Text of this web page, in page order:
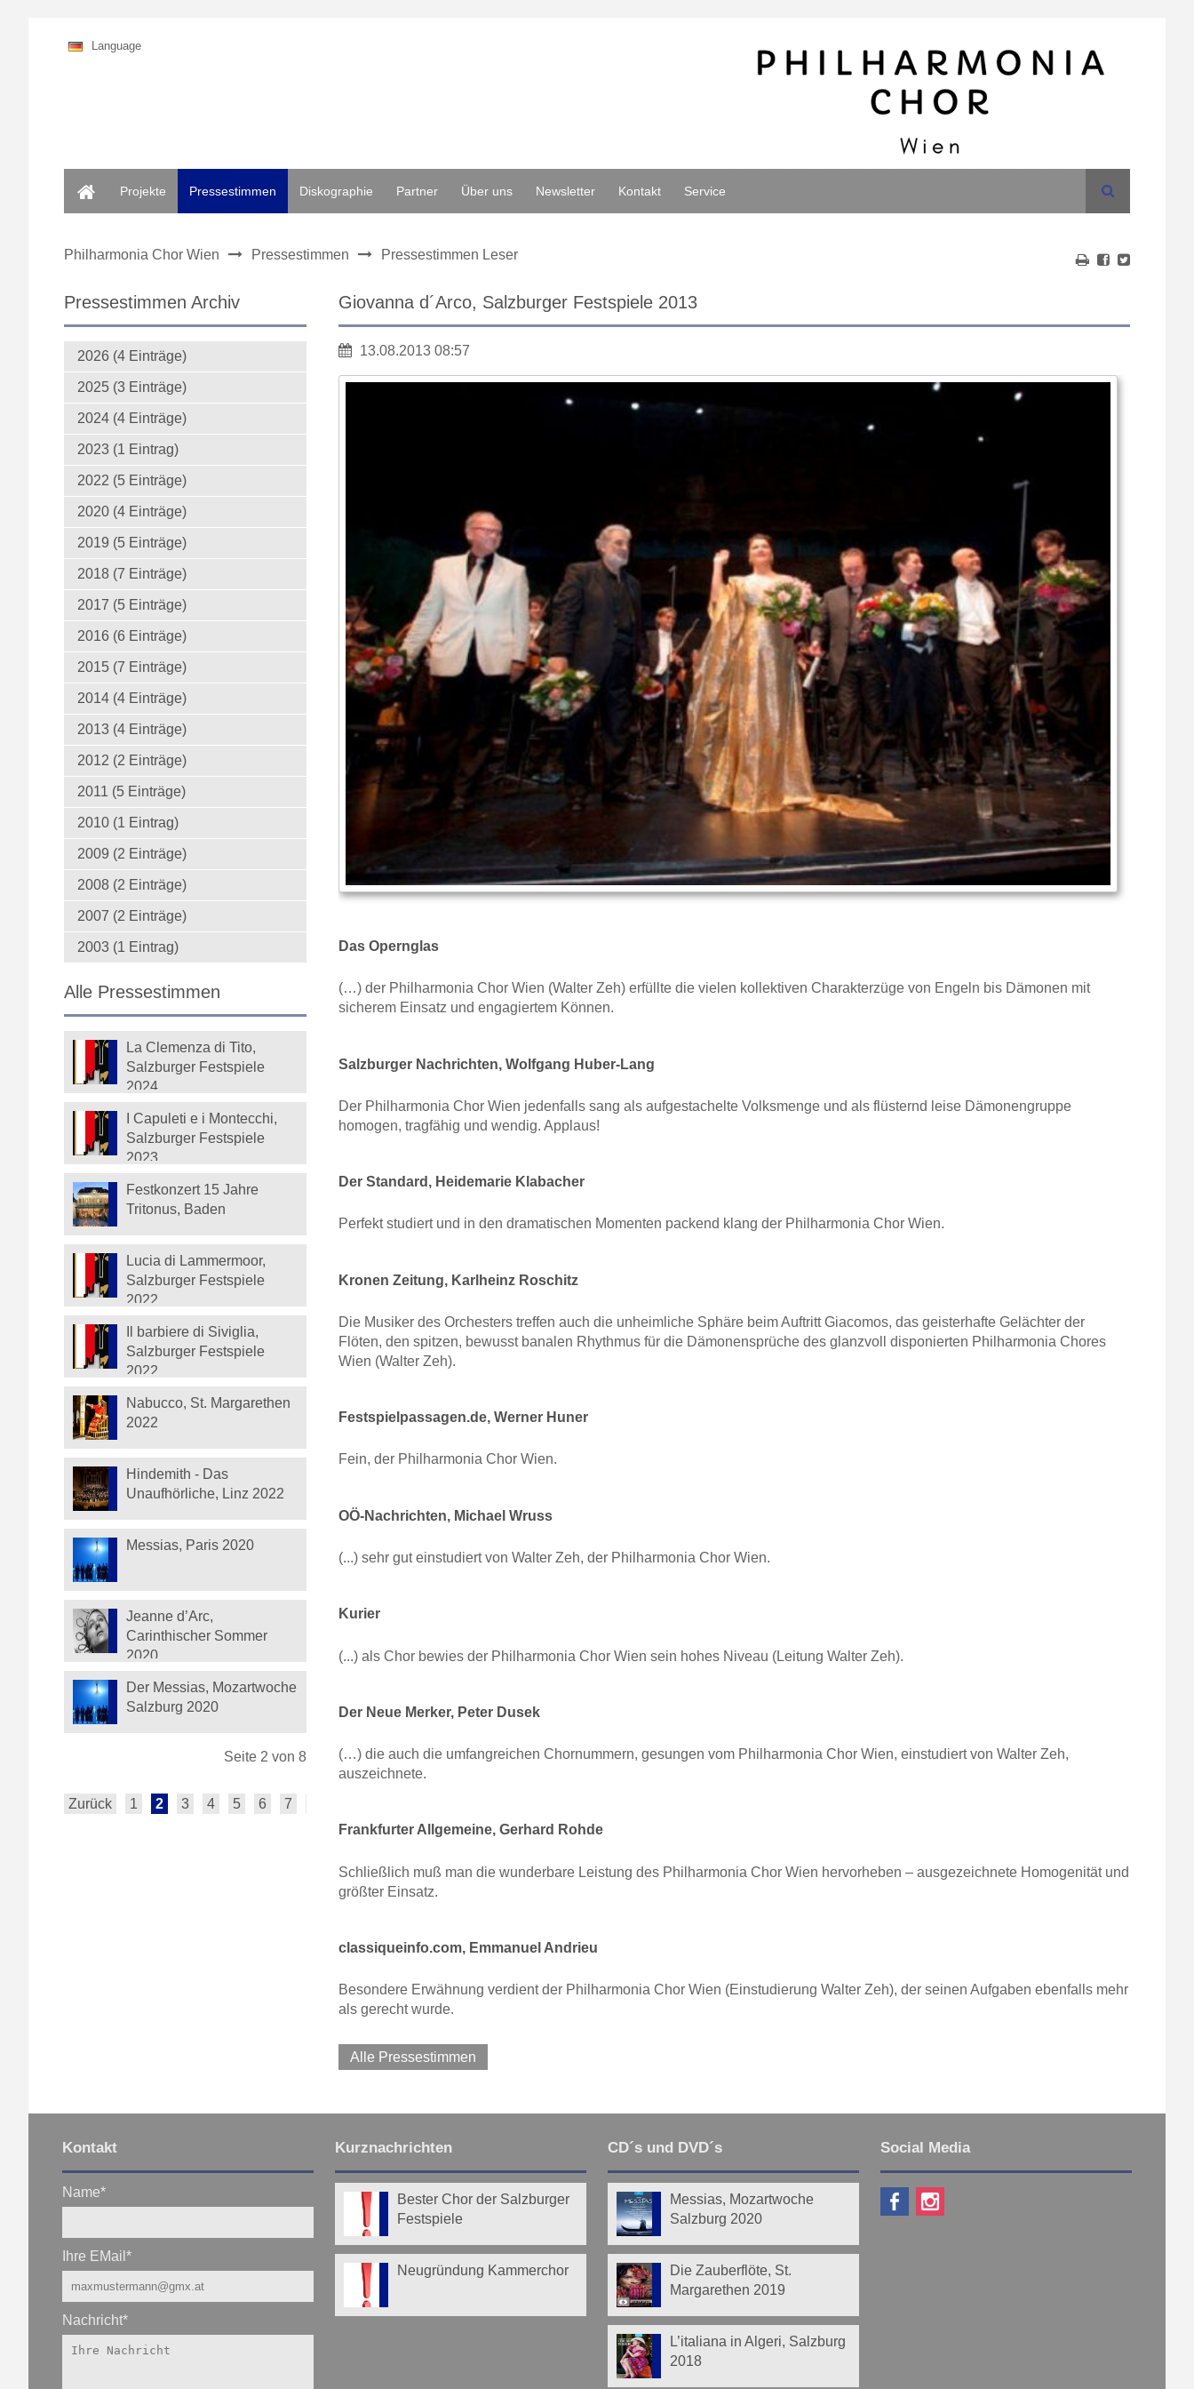
Language
Projekte
Pressestimmen Diskographie Partner Über uns Newsletter Kontakt Service Suche
Philharmonia Chor Wien Pressestimmen Pressestimmen Leser
Giovanna d´Arco, Salzburger Festspiele 2013
13.08.2013 08:57
Das Opernglas
(…) der Philharmonia Chor Wien (Walter Zeh) erfüllte die vielen kollektiven Charakterzüge von Engeln bis Dämonen mit
sicherem Einsatz und engagiertem Können.
Salzburger Nachrichten, Wolfgang Huber-Lang
Der Philharmonia Chor Wien jedenfalls sang als aufgestachelte Volksmenge und als flüsternd leise Dämonengruppe
homogen, tragfähig und wendig. Applaus!
Der Standard, Heidemarie Klabacher
Perfekt studiert und in den dramatischen Momenten packend klang der Philharmonia Chor Wien.
Kronen Zeitung, Karlheinz Roschitz
Die Musiker des Orchesters treffen auch die unheimliche Sphäre beim Auftritt Giacomos, das geisterhafte Gelächter der
Flöten, den spitzen, bewusst banalen Rhythmus für die Dämonensprüche des glanzvoll disponierten Philharmonia Chores
Wien (Walter Zeh).
Festspielpassagen.de, Werner Huner
Fein, der Philharmonia Chor Wien.
OÖ-Nachrichten, Michael Wruss
(...) sehr gut einstudiert von Walter Zeh, der Philharmonia Chor Wien.
Kurier
(...) als Chor bewies der Philharmonia Chor Wien sein hohes Niveau (Leitung Walter Zeh).
Der Neue Merker, Peter Dusek
(…) die auch die umfangreichen Chornummern, gesungen vom Philharmonia Chor Wien, einstudiert von Walter Zeh,
auszeichnete.
Frankfurter Allgemeine, Gerhard Rohde
Schließlich muß man die wunderbare Leistung des Philharmonia Chor Wien hervorheben – ausgezeichnete Homogenität und
größter Einsatz.
classiqueinfo.com, Emmanuel Andrieu
Besondere Erwähnung verdient der Philharmonia Chor Wien (Einstudierung Walter Zeh), der seinen Aufgaben ebenfalls mehr
als gerecht wurde.
Alle Pressestimmen
Pressestimmen Archiv
2026 (4 Einträge)
2025 (3 Einträge)
2024 (4 Einträge)
2023 (1 Eintrag)
2022 (5 Einträge)
2020 (4 Einträge)
2019 (5 Einträge)
2018 (7 Einträge)
2017 (5 Einträge)
2016 (6 Einträge)
2015 (7 Einträge)
2014 (4 Einträge)
2013 (4 Einträge)
2012 (2 Einträge)
2011 (5 Einträge)
2010 (1 Eintrag)
2009 (2 Einträge)
2008 (2 Einträge)
2007 (2 Einträge)
2003 (1 Eintrag)
Alle Pressestimmen
La Clemenza di Tito,
Salzburger Festspiele
2024
I Capuleti e i Montecchi,
Salzburger Festspiele
2023
Festkonzert 15 Jahre
Tritonus, Baden
Lucia di Lammermoor,
Salzburger Festspiele
2022
Il barbiere di Siviglia,
Salzburger Festspiele
2022
Nabucco, St. Margarethen
2022
Hindemith - Das
Unaufhörliche, Linz 2022
Messias, Paris 2020
Jeanne d’Arc,
Carinthischer Sommer
2020
Der Messias, Mozartwoche
Salzburg 2020
Seite 2 von 8
Zurück 1 2 3 4 5 6 7
Kontakt
Name*
Ihre EMail*
Nachricht*
Kurznachrichten
Bester Chor der Salzburger
Festspiele
Neugründung Kammerchor
CD´s und DVD´s
Messias, Mozartwoche
Salzburg 2020
Die Zauberflöte, St.
Margarethen 2019
L’italiana in Algeri, Salzburg
2018
Social Media